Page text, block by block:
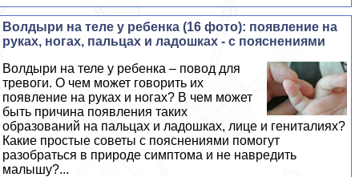
Волдыри на теле у ребенка (16 фото): появление на
руках, ногах, пальцах и ладошках - с пояснениями
Волдыри на теле у ребенка – повод для
тревоги. О чем может говорить их
появление на руках и ногах? В чем может
быть причина появления таких
образований на пальцах и ладошках, лице и гeнитaлиях?
Какие простые советы с пояснениями помогут
разобраться в природе симптома и не навредить
малышу?...